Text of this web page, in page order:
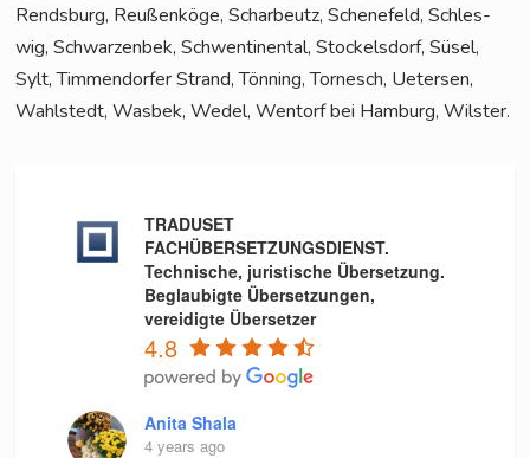
Rends­burg, Reu­ßen­kö­ge, Schar­beutz, Sche­ne­feld, Schles­
wig, Schwar­zen­bek, Schwen­ti­nen­tal, Sto­ckels­dorf, Süsel,
Sylt, Tim­men­dor­fer Strand, Tön­ning, Tor­nesch, Ueter­sen,
Wahl­stedt, Was­bek, Wedel, Wen­torf bei Ham­burg, Wilster.
TRADUSET
FACHÜBERSETZUNGSDIENST.
Technische, juristische Übersetzung.
Beglaubigte Übersetzungen,
vereidigte Übersetzer
4.8
Anita Shala
4 years ago